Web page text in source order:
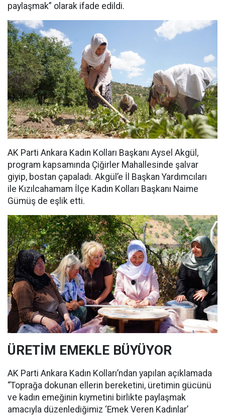
paylaşmak” olarak ifade edildi.
AK Parti Ankara Kadın Kolları Başkanı Aysel Akgül,
program kapsamında Çiğirler Mahallesinde şalvar
giyip, bostan çapaladı. Akgül’e İl Başkan Yardımcıları
ile Kızılcahamam İlçe Kadın Kolları Başkanı Naime
Gümüş de eşlik etti.
ÜRETİM EMEKLE BÜYÜYOR
AK Parti Ankara Kadın Kolları’ndan yapılan açıklamada
“Toprağa dokunan ellerin bereketini, üretimin gücünü
ve kadın emeğinin kıymetini birlikte paylaşmak
amacıyla düzenlediğimiz ‘Emek Veren Kadınlar’